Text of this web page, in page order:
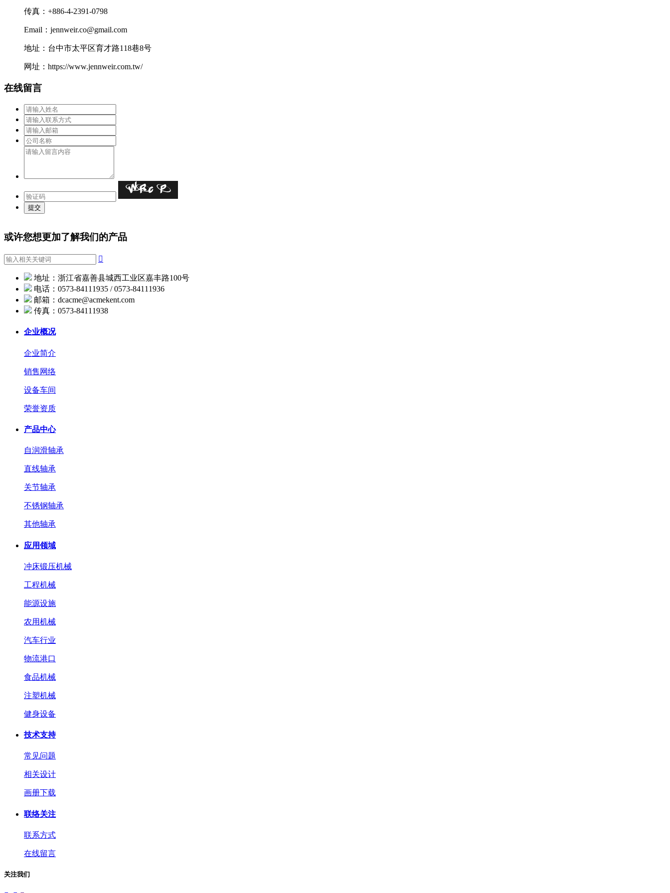
传真：+886-4-2391-0798
Email：jennweir.co@gmail.com
地址：台中市太平区育才路118巷8号
网址：https://www.jennweir.com.tw/
在线留言
或许您想更加了解我们的产品

地址：浙江省嘉善县城西工业区嘉丰路100号
电话：0573-84111935 / 0573-84111936
邮箱：dcacme@acmekent.com
传真：0573-84111938
企业概况
企业简介
销售网络
设备车间
荣誉资质
产品中心
自润滑轴承
直线轴承
关节轴承
不锈钢轴承
其他轴承
应用领域
冲床锻压机械
工程机械
能源设施
农用机械
汽车行业
物流港口
食品机械
注塑机械
健身设备
技术支持
常见问题
相关设计
画册下载
联络关注
联系方式
在线留言
关注我们